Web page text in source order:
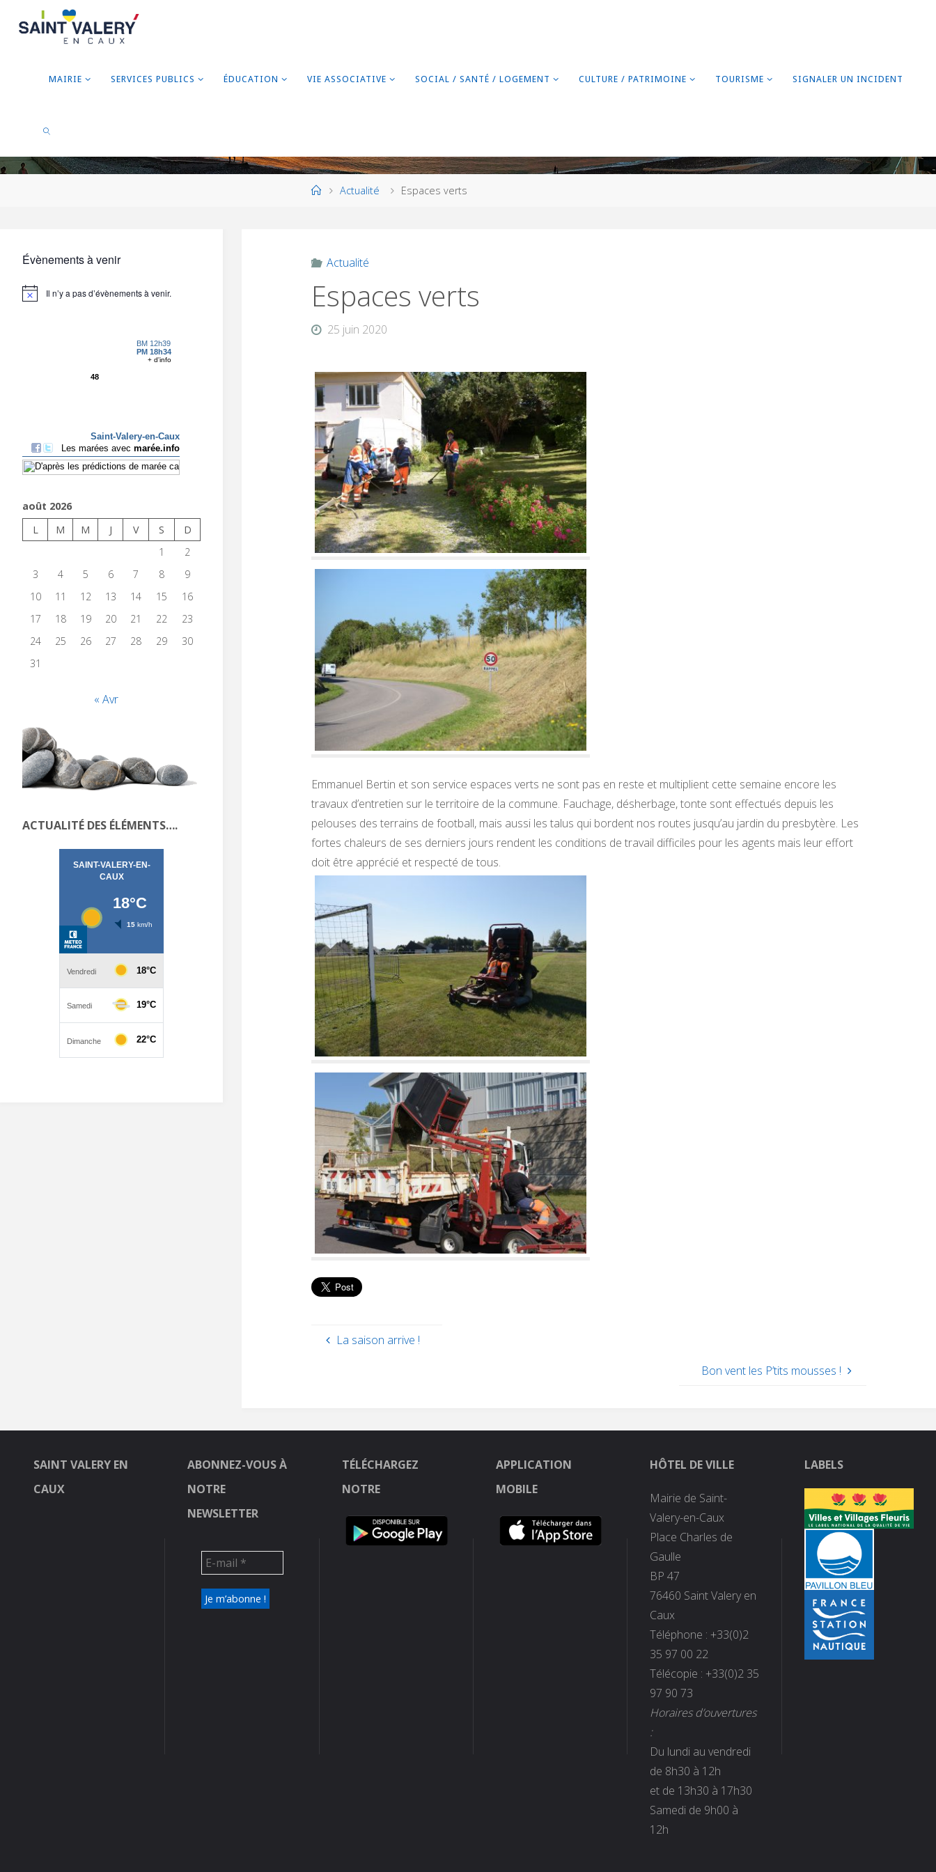
MAIRIE SERVICES PUBLICS ÉDUCATION VIE ASSOCIATIVE SOCIAL / SANTÉ / LOGEMENT CULTURE / PATRIMOINE TOURISME SIGNALER UN INCIDENT
HomeActualité Espaces verts
Actualité
Espaces verts
25 juin 2020
Emmanuel Bertin et son service espaces verts ne sont pas en reste et multiplient cette semaine encore les
travaux d’entretien sur le territoire de la commune. Fauchage, désherbage, tonte sont effectués depuis les
pelouses des terrains de football, mais aussi les talus qui bordent nos routes jusqu’au jardin du presbytère. Les
fortes chaleurs de ses derniers jours rendent les conditions de travail difficiles pour les agents mais leur effort
doit être apprécié et respecté de tous.
La saison arrive !
Bon vent les P’tits mousses !
Évènements à venir
Il n’y a pas d’évènements à venir.
août 2026
L
M M J V S
D
1
2
3
4 5 6 7 8
9
10
11 12 13 14 15
16
17
18 19 20 21 22
23
24
25 26 27 28 29
30
31
« Avr
ACTUALITÉ DES ÉLÉMENTS….
SAINT VALERY EN
CAUX
ABONNEZ-VOUS À
NOTRE
NEWSLETTER
TÉLÉCHARGEZ
NOTRE
APPLICATION
MOBILE
HÔTEL DE VILLE
Mairie de Saint-
Valery-en-Caux
Place Charles de
Gaulle
BP 47
76460 Saint Valery en
Caux
Téléphone : +33(0)2
35 97 00 22
Télécopie : +33(0)2 35
97 90 73
Horaires d’ouvertures
:
Du lundi au vendredi
de 8h30 à 12h
et de 13h30 à 17h30
Samedi de 9h00 à
12h
LABELS